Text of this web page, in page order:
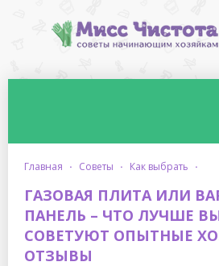
главная · советы · как выбрать ·
ГАЗОВАЯ ПЛИТА ИЛИ
ПАНЕЛЬ – ЧТО ЛУЧШЕ
СОВЕТУЮТ ОПЫТНЫЕ
ОТЗЫВЫ